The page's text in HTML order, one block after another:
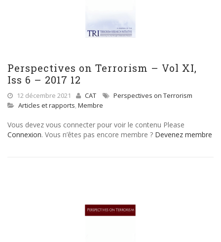
Perspectives on Terrorism – Vol XI,
Iss 6 – 2017 12
12 décembre 2021 CAT
Perspectives on Terrorism
Articles et rapports, Membre
Vous devez vous connecter pour voir le contenu Please
Connexion. Vous n’êtes pas encore membre ? Devenez membre